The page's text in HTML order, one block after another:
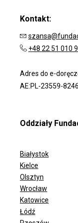
Kontakt:
+48 22 51 010
Adres do e-
AE:PL-23559-
Oddziały
Białystok
Kielce
Olsztyn
Wrocław
Katowice
Łódź